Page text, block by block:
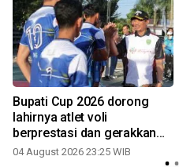
Bupati Cup 2026 dorong
lahirnya atlet voli
berprestasi dan gerakkan
ekonomi daerah
04 August 2026 23:25 WIB